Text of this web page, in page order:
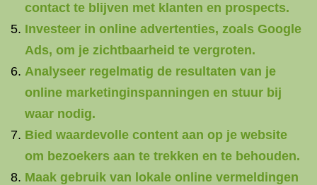
contact te blijven met klanten en prospects.
Investeer in online advertenties, zoals Google
Ads, om je zichtbaarheid te vergroten.
Analyseer regelmatig de resultaten van je
online marketinginspanningen en stuur bij
waar nodig.
Bied waardevolle content aan op je website
om bezoekers aan te trekken en te behouden.
Maak gebruik van lokale online vermeldingen